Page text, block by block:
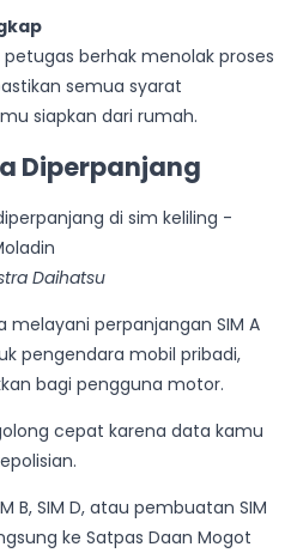
berhak menolak proses
semua syarat
siapkan dari rumah.
Diperpanjang
Daihatsu
melayani perpanjangan SIM A
pengendara mobil pribadi,
bagi pengguna motor.
cepat karena data kamu
B, SIM D, atau pembuatan SIM
ke Satpas Daan Mogot